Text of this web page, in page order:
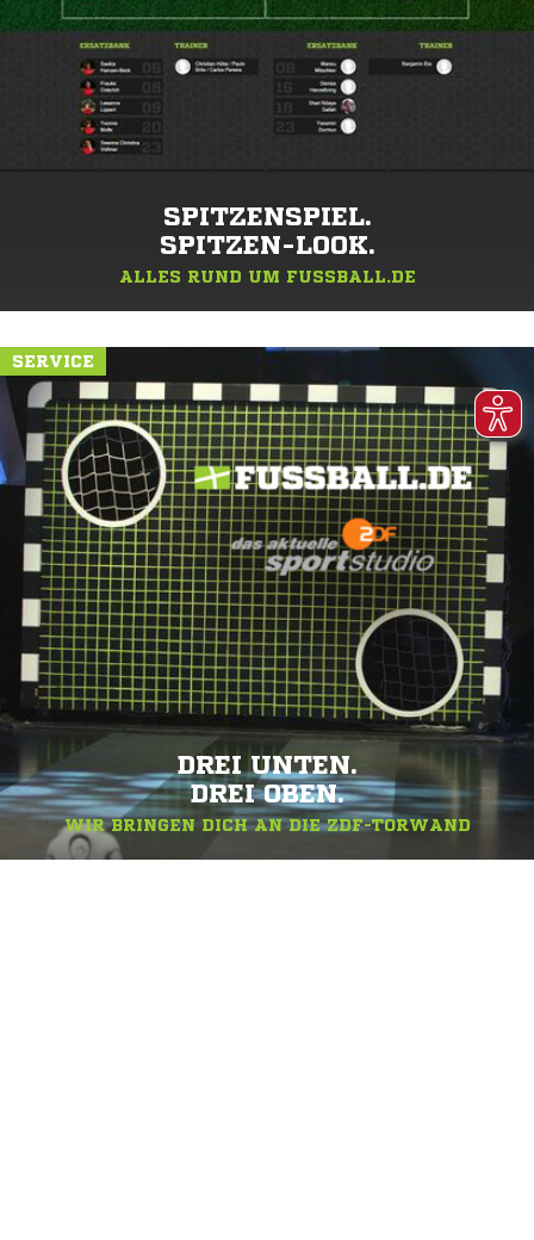
SPITZENSPIEL.
SPITZEN-LOOK.
ALLES RUND UM FUSSBALL.DE
SERVICE
DREI UNTEN.
DREI OBEN.
WIR BRINGEN DICH AN DIE ZDF-TORWAND